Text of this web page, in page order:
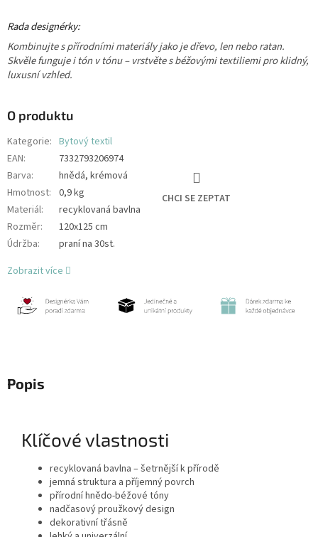
Rada designérky:
Kombinujte s přírodními materiály jako je dřevo, len nebo ratan.
Skvěle funguje i tón v tónu – vrstvěte s béžovými textiliemi pro klidný,
luxusní vzhled.
O produktu
Kategorie: Bytový textil
EAN:
7332793206974
Barva:
hnědá, krémová
Hmotnost: 0,9 kg
Materiál:
recyklovaná bavlna
Rozměr:
120x125 cm
Údržba: praní na 30st.
CHCI SE ZEPTAT
Zobrazit více
Popis
Klíčové vlastnosti
recyklovaná bavlna – šetrnější k přírodě
jemná struktura a příjemný povrch
přírodní hnědo-béžové tóny
nadčasový proužkový design
dekorativní třásně